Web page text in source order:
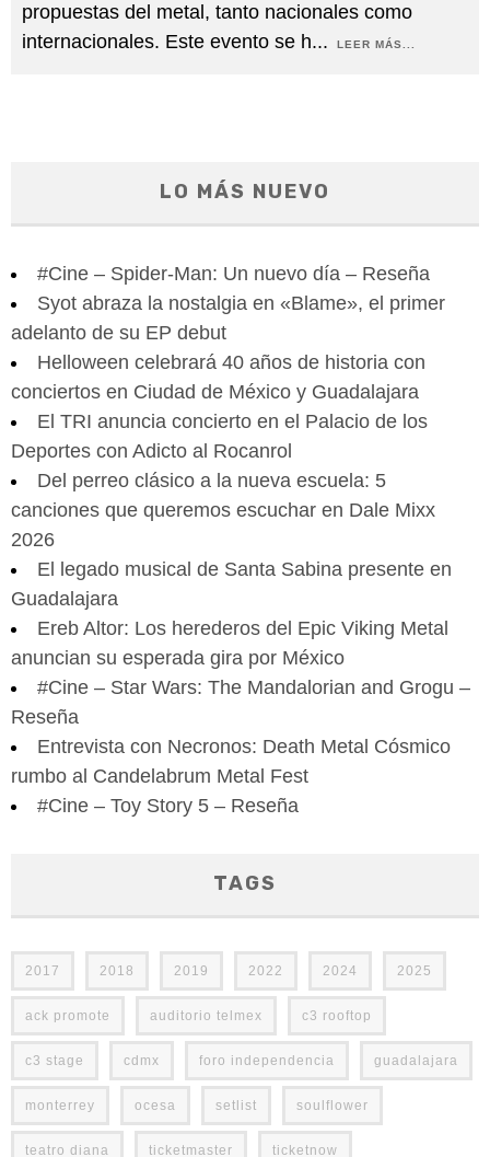
propuestas del metal, tanto nacionales como
internacionales. Este evento se h... LEER MÁS...
LO MÁS NUEVO
#Cine – Spider-Man: Un nuevo día – Reseña
Syot abraza la nostalgia en «Blame», el primer
adelanto de su EP debut
Helloween celebrará 40 años de historia con
conciertos en Ciudad de México y Guadalajara
El TRI anuncia concierto en el Palacio de los
Deportes con Adicto al Rocanrol
Del perreo clásico a la nueva escuela: 5
canciones que queremos escuchar en Dale Mixx
2026
El legado musical de Santa Sabina presente en
Guadalajara
Ereb Altor: Los herederos del Epic Viking Metal
anuncian su esperada gira por México
#Cine – Star Wars: The Mandalorian and Grogu –
Reseña
Entrevista con Necronos: Death Metal Cósmico
rumbo al Candelabrum Metal Fest
#Cine – Toy Story 5 – Reseña
TAGS
2017 2018 2019 2022 2024 2025
ack promote auditorio telmex c3 rooftop
c3 stage cdmx foro independencia guadalajara
monterrey ocesa setlist soulflower
teatro diana ticketmaster ticketnow